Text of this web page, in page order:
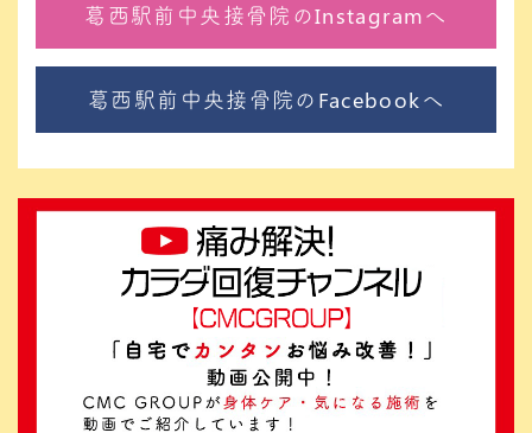
葛西駅前中央接骨院のInstagramへ
葛西駅前中央接骨院のFacebookへ